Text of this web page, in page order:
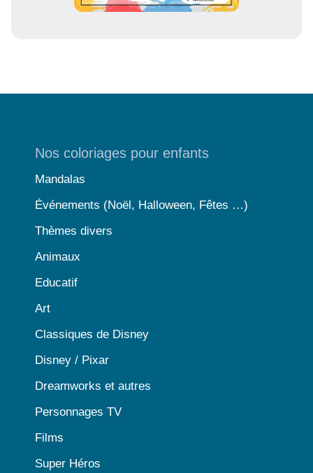
Nos coloriages pour enfants
Mandalas
Événements (Noël, Halloween, Fêtes …)
Thèmes divers
Animaux
Educatif
Art
Classiques de Disney
Disney / Pixar
Dreamworks et autres
Personnages TV
Films
Super Héros